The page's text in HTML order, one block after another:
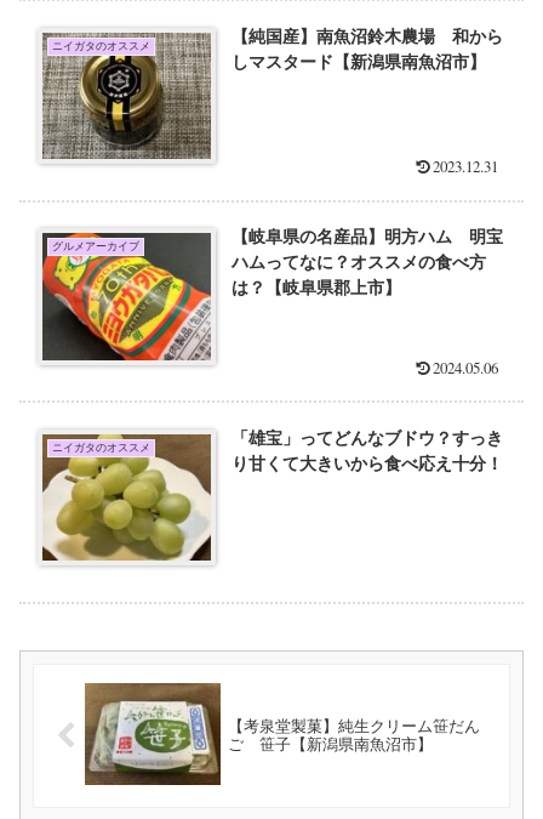
ニイガタのオススメ
【純国産】南魚沼鈴木農場 和から
しマスタード【新潟県南魚沼市】
2023.12.31
グルメアーカイブ
【岐阜県の名産品】明方ハム 明宝
ハムってなに？オススメの食べ方
は？【岐阜県郡上市】
2024.05.06
ニイガタのオススメ
「雄宝」ってどんなブドウ？すっき
り甘くて大きいから食べ応え十分！
【考泉堂製菓】純生クリーム笹だん
ご 笹子【新潟県南魚沼市】